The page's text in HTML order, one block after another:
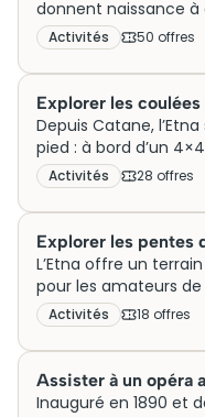
excursions à la
prestataires locaux.
donnent naissance à
portés par des sols
Catane, ville de
constitue la porte
d’altitude. Les caves
dégustations guidées
Nerello Mascalese
domaines souvent
en génération.
Activités 50 offres
Explorer les
Depuis Catane,
pied : à bord d’un
deviennent
d’altitude, là où les
coulées récentes
guidées par des
connaissent chaque
sensations et lecture
Réservation en ligne
immédiate, départ
Activités 28 offres
Explorer les pentes
L’Etna offre un
pour les amateurs
solidifiée, ses
cendres noires qui
d’altitude. Depuis
permettent
inaccessibles à pied,
Activités 18 offres
Assister à un opéra
Inauguré en 1890 et